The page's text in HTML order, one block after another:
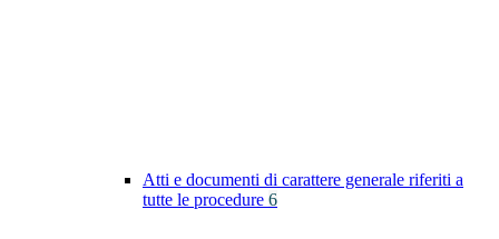
Atti e documenti di carattere generale riferiti a
tutte le procedure 6